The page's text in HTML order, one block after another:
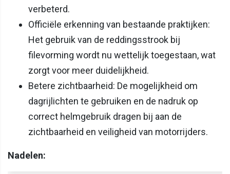
verbeterd.
Officiële erkenning van bestaande praktijken:
Het gebruik van de reddingsstrook bij
filevorming wordt nu wettelijk toegestaan, wat
zorgt voor meer duidelijkheid.
Betere zichtbaarheid: De mogelijkheid om
dagrijlichten te gebruiken en de nadruk op
correct helmgebruik dragen bij aan de
zichtbaarheid en veiligheid van motorrijders.
Nadelen: